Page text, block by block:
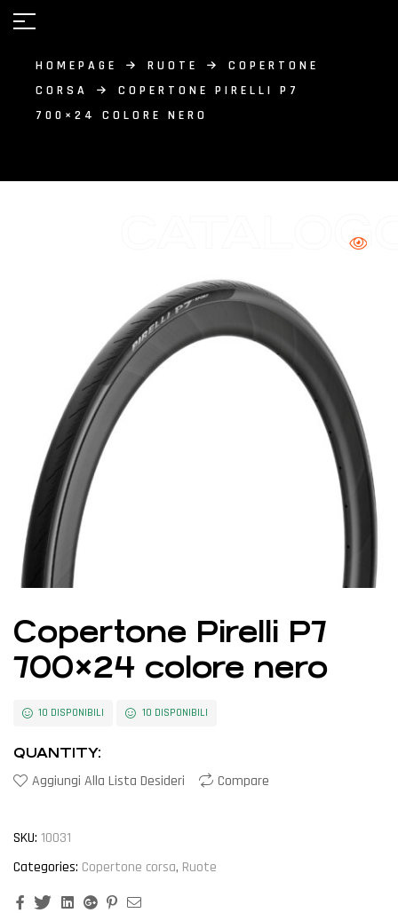
HOMEPAGE RUOTE
COPERTONE
CORSA
COPERTONE PIRELLI P7
700×24 COLORE NERO
Copertone Pirelli P7
700×24 colore nero
10 DISPONIBILI 10 DISPONIBILI
QUANTITY:
Aggiungi Alla Lista Desideri Compare
SKU: 10031
Categories: Copertone corsa, Ruote
FacebookTwitterLinkedinGoogle+Pinterest